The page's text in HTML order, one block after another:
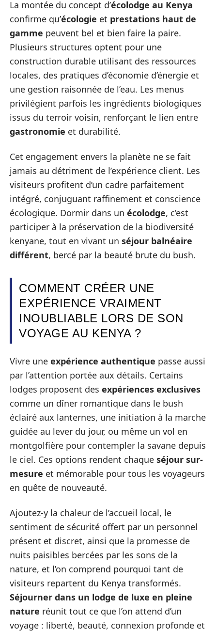
La montée du concept d’écolodge au Kenya
confirme qu’écologie et prestations haut de
gamme peuvent bel et bien faire la paire.
Plusieurs structures optent pour une
construction durable utilisant des ressources
locales, des pratiques d’économie d’énergie et
une gestion raisonnée de l’eau. Les menus
privilégient parfois les ingrédients biologiques
issus du terroir voisin, renforçant le lien entre
gastronomie et durabilité.
Cet engagement envers la planète ne se fait
jamais au détriment de l’expérience client. Les
visiteurs profitent d’un cadre parfaitement
intégré, conjuguant raffinement et conscience
écologique. Dormir dans un écolodge, c’est
participer à la préservation de la biodiversité
kenyane, tout en vivant un séjour balnéaire
différent, bercé par la beauté brute du bush.
COMMENT CRÉER UNE
EXPÉRIENCE VRAIMENT
INOUBLIABLE LORS DE SON
VOYAGE AU KENYA ?
Vivre une expérience authentique passe aussi
par l’attention portée aux détails. Certains
lodges proposent des expériences exclusives
comme un dîner romantique dans le bush
éclairé aux lanternes, une initiation à la marche
guidée au lever du jour, ou même un vol en
montgolfière pour contempler la savane depuis
le ciel. Ces options rendent chaque séjour sur-
mesure et mémorable pour tous les voyageurs
en quête de nouveauté.
Ajoutez-y la chaleur de l’accueil local, le
sentiment de sécurité offert par un personnel
présent et discret, ainsi que la promesse de
nuits paisibles bercées par les sons de la
nature, et l’on comprend pourquoi tant de
visiteurs repartent du Kenya transformés.
Séjourner dans un lodge de luxe en pleine
nature réunit tout ce que l’on attend d’un
voyage : liberté, beauté, connexion profonde et